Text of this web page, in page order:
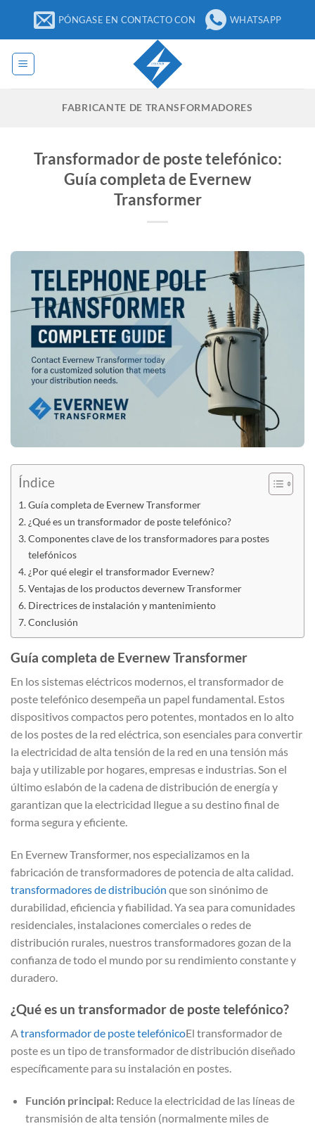
contenido
PÓNGASE EN CONTACTO CON WHATSAPP
FABRICANTE DE TRANSFORMADORES
Transformador de poste telefónico:
Guía completa de Evernew
Transformer
Índice
Guía completa de Evernew Transformer
¿Qué es un transformador de poste telefónico?
Componentes clave de los transformadores para postes
telefónicos
¿Por qué elegir el transformador Evernew?
Ventajas de los productos devernew Transformer
Directrices de instalación y mantenimiento
Conclusión
Guía completa de Evernew Transformer
En los sistemas eléctricos modernos, el transformador de
poste telefónico desempeña un papel fundamental. Estos
dispositivos compactos pero potentes, montados en lo alto
de los postes de la red eléctrica, son esenciales para convertir
la electricidad de alta tensión de la red en una tensión más
baja y utilizable por hogares, empresas e industrias. Son el
último eslabón de la cadena de distribución de energía y
garantizan que la electricidad llegue a su destino final de
forma segura y eficiente.
En Evernew Transformer, nos especializamos en la
fabricación de transformadores de potencia de alta calidad.
transformadores de distribución que son sinónimo de
durabilidad, eficiencia y fiabilidad. Ya sea para comunidades
residenciales, instalaciones comerciales o redes de
distribución rurales, nuestros transformadores gozan de la
confianza de todo el mundo por su rendimiento constante y
duradero.
¿Qué es un transformador de poste telefónico?
Atransformador de poste telefónicoEl transformador de
poste es un tipo de transformador de distribución diseñado
específicamente para su instalación en postes.
Función principal:Reduce la electricidad de las líneas de
transmisión de alta tensión (normalmente miles de